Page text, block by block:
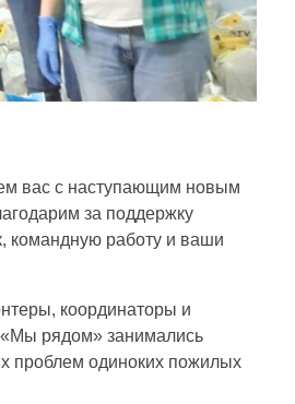
вас с наступающим новым
за поддержку
командную работу и ваши
координаторы и
«Мы рядом» занимались
проблем одиноких пожилых